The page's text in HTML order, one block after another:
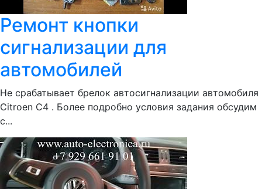
Ремонт кнопки
сигнализации для
автомобилей
Не срабатывает брелок автосигнализации автомобиля
Citroen C4 . Более подробно условия задания обсудим
с...